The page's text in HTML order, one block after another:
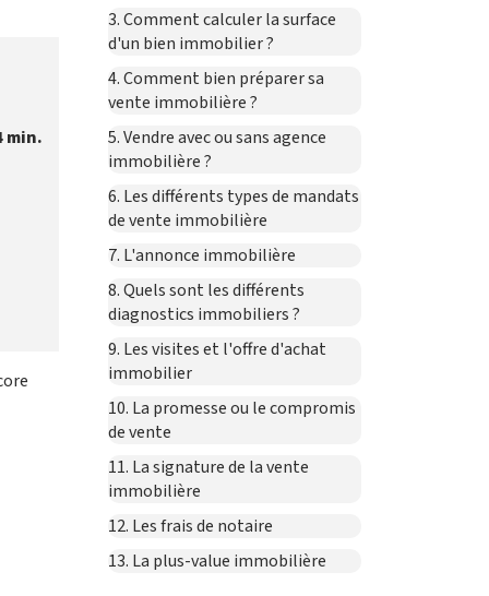
min.
3. Comment calculer la surface
d'un bien immobilier ?
4. Comment bien préparer sa
vente immobilière ?
5. Vendre avec ou sans agence
immobilière ?
6. Les différents types de mandats
de vente immobilière
7. L'annonce immobilière
8. Quels sont les différents
diagnostics immobiliers ?
9. Les visites et l'offre d'achat
immobilier
10. La promesse ou le compromis
de vente
11. La signature de la vente
immobilière
12. Les frais de notaire
13. La plus-value immobilière